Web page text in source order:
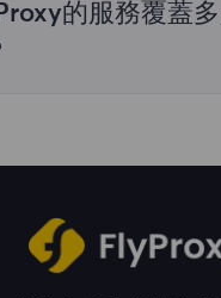
您可以在管理面板中自
IP地址。
的服務覆蓋